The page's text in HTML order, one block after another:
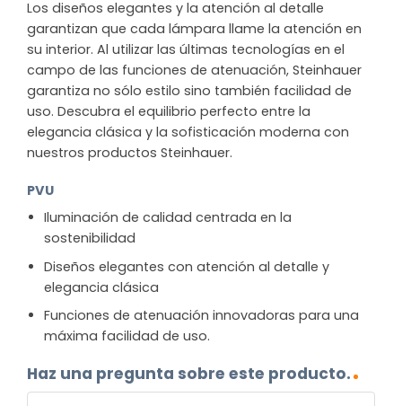
Los diseños elegantes y la atención al detalle
garantizan que cada lámpara llame la atención en
su interior. Al utilizar las últimas tecnologías en el
campo de las funciones de atenuación, Steinhauer
garantiza no sólo estilo sino también facilidad de
uso. Descubra el equilibrio perfecto entre la
elegancia clásica y la sofisticación moderna con
nuestros productos Steinhauer.
PVU
Iluminación de calidad centrada en la
sostenibilidad
Diseños elegantes con atención al detalle y
elegancia clásica
Funciones de atenuación innovadoras para una
máxima facilidad de uso.
Haz una pregunta sobre este producto.